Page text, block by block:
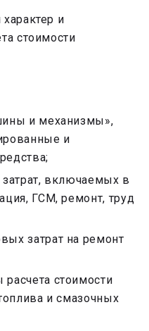
и
стоимости
и механизмы»,
и
затрат, включаемых в
ГСМ, ремонт, труд
затрат на ремонт
стоимости
и смазочных